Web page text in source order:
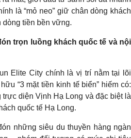
là “mỏ neo” giữ chân dòng khách
dòng tiền bền vững.
trọn luồng khách quốc tế và nội
Elite City chính là vị trí nằm tại lõi
“3 mặt tiền kinh tế biển” hiếm có:
diện Vịnh Hạ Long và đặc biệt là
quốc tế Hạ Long.
những siêu du thuyền hàng ngàn